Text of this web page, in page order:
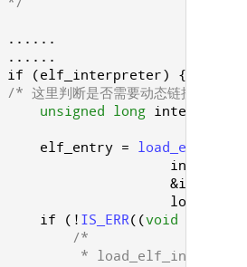
. . . . . .
. . . . . .
if (elf_interpreter)
{
/* 这里判断是否需要动态链接，如
unsigned long
elf_entry =
&
load_bias
if ( ! IS_ERR( (void
/*
*